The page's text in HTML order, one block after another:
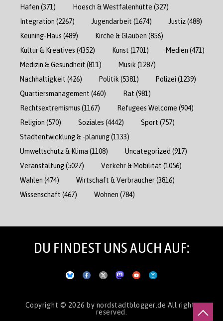
Hafen (371) Hoesch & Westfalenhütte (327)
Integration (2267) Jugendarbeit (1674) Justiz(488)
Keuning-Haus (489) Kirche & Glauben (856)
Kultur & Kreatives (4352) Kunst (1701) Medien (471)
Medizin & Gesundheit (811) Musik (1287)
Nachhaltigkeit (426) Politik (5381) Polizei (1239)
Quartiersmanagement (460) Rat (981)
Rechtsextremismus (1167) Refugees Welcome (904)
Religion (570) Soziales (4442) Sport (757)
Stadtentwicklung & -planung(1133)
Umweltschutz & Klima (1108) Uncategorized (917)
Veranstaltung(5027) Verkehr & Mobilität (1056)
Wahlen (474) Wirtschaft & Verbraucher(3816)
Wissenschaft (467) Wohnen (784)
DU FINDEST UNS AUCH AUF:
Copyright © 2026 by nordstadtblogger.de All rights
reserved.